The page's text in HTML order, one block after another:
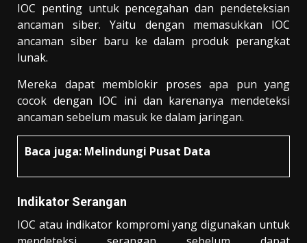
IOC penting untuk pencegahan dan pendeteksian
ancaman siber. Yaitu dengan memasukkan IOC
ancaman siber baru ke dalam produk perangkat
lunak.
Mereka dapat memblokir proses apa pun yang
cocok dengan IOC ini dan karenanya mendeteksi
ancaman sebelum masuk ke dalam jaringan.
Baca juga: Melindungi Pusat Data
Indikator Serangan
IOC atau indikator kompromi yang digunakan untuk